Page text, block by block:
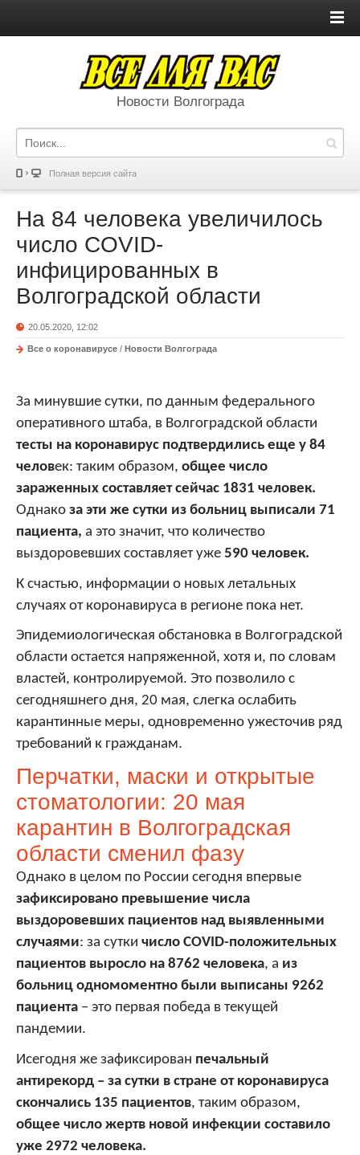
Новости Волгограда
Полная версия сайта
На 84 человека увеличилось
число COVID-
инфицированных в
Волгоградской области
20.05.2020, 12:02
Все о коронавирусе / Новости Волгограда
За минувшие сутки, по данным федерального
оперативного штаба, в Волгоградской области
тесты на коронавирус подтвердились еще у 84
человек: таким образом, общее число
зараженных составляет сейчас 1831 человек.
Однако за эти же сутки из больниц выписали 71
пациента, а это значит, что количество
выздоровевших составляет уже 590 человек.
К счастью, информации о новых летальных
случаях от коронавируса в регионе пока нет.
Эпидемиологическая обстановка в Волгоградской
области остается напряженной, хотя и, по словам
властей, контролируемой. Это позволило с
сегодняшнего дня, 20 мая, слегка ослабить
карантинные меры, одновременно ужесточив ряд
требований к гражданам.
Перчатки, маски и открытые
стоматологии: 20 мая
карантин в Волгоградская
области сменил фазу
Однако в целом по России сегодня впервые
зафиксировано превышение числа
выздоровевших пациентов над выявленными
случаями: за сутки число COVID-положительных
пациентов выросло на 8762 человека, а из
больниц одномоментно были выписаны 9262
пациента – это первая победа в текущей
пандемии.
Исегодня же зафиксирован печальный
антирекорд – за сутки в стране от коронавируса
скончались 135 пациентов, таким образом,
общее число жертв новой инфекции составило
уже 2972 человека.